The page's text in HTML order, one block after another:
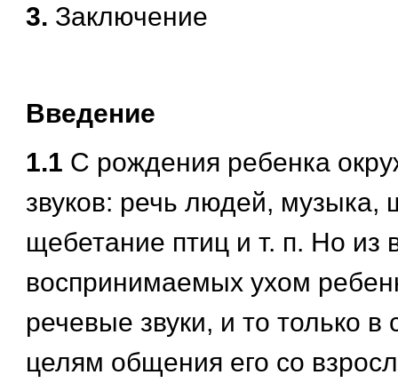
3. Заключение
Введение
1.1 С рождения ребенка
звуков: речь людей, музыка,
щебетание птиц и т. п. Но из
воспринимаемых ухом
речевые звуки, и то только в
целям общения его со